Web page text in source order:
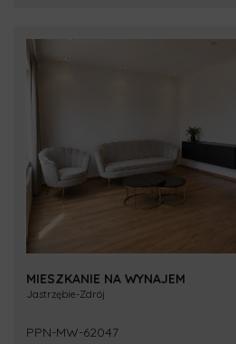
MIESZKANIE NA WYNAJEM
Jastrzębie-Zdrój
PPN-MW-62047